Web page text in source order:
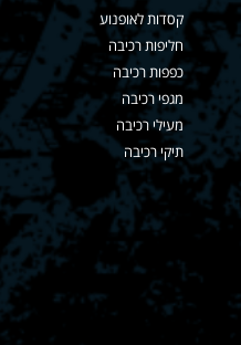
קסדות לאופנוע
חליפות רכיבה
כפפות רכיבה
מגפי רכיבה
מעילי רכיבה
תיקי רכיבה